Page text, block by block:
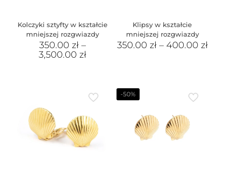
Kolczyki sztyfty w kształcie
mniejszej rozgwiazdy
350.00zł –
3,500.00zł
Klipsy w kształcie
mniejszej rozgwiazdy
350.00 zł– 400.00 zł
-50%